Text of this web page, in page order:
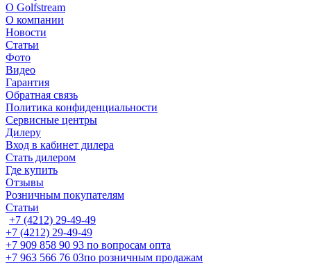
О Golfstream
О компании
Новости
Статьи
Фото
Видео
Гарантия
Обратная связь
Политика конфиденциальности
Сервисные центры
Дилеру
Вход в кабинет дилера
Стать дилером
Где купить
Отзывы
Розничным покупателям
Статьи
+7 (4212) 29-49-49
+7 (4212) 29-49-49
+7 909 858 90 93 по вопросам опта
+7 963 566 76 03по розничным продажам